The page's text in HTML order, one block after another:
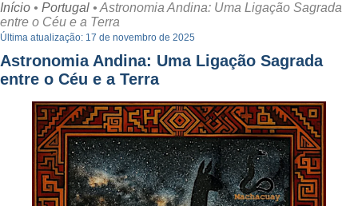
Início • Portugal • Astronomia Andina: Uma Ligação Sagrada
entre o Céu e a Terra
Última atualização: 17 de novembro de 2025
Astronomia Andina: Uma Ligação Sagrada
entre o Céu e a Terra